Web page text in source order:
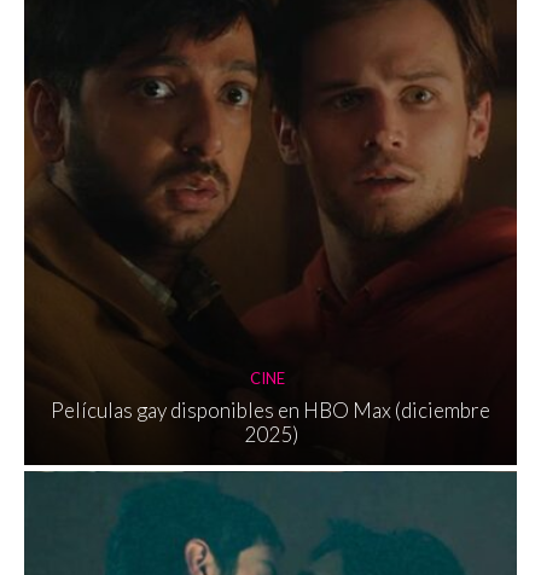
CINE
Películas gay disponibles en HBO Max (diciembre
2025)